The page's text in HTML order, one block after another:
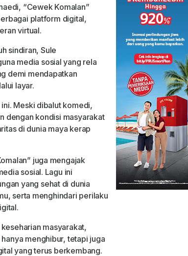
“Cewek Komalan”
platform digital,
virtual.
sindiran, Sule
media sosial yang rela
demi mendapatkan
layar.
Meski dibalut komedi,
dengan kondisi masyarakat
di dunia maya kerap
juga mengajak
sosial. Lagu ini
yang sehat di dunia
serta menghindari perilaku
masyarakat,
menghibur, tetapi juga
yang terus berkembang.